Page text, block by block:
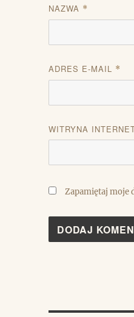
NAZWA *
ADRES E-MAIL *
WITRYNA
Zapamiętaj moje